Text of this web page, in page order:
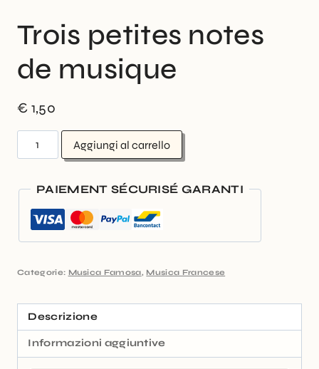
Trois petites notes
de musique
€ 1,50
Aggiungi al carrello
PAIEMENT SÉCURISÉ GARANTI
Categorie: Musica Famosa, Musica Francese
Descrizione
Informazioni aggiuntive